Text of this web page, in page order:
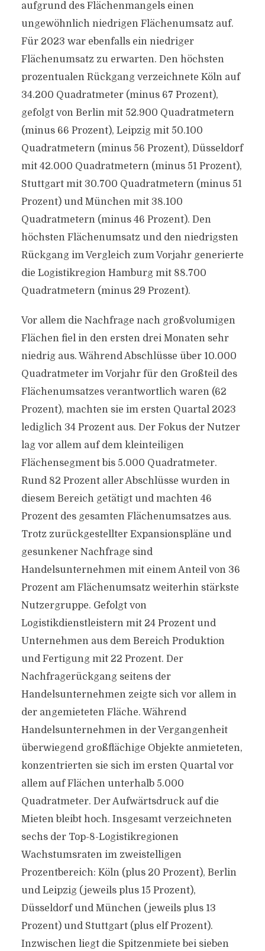
aufgrund des Flächenmangels einen
ungewöhnlich niedrigen Flächenumsatz auf.
Für 2023 war ebenfalls ein niedriger
Flächenumsatz zu erwarten. Den höchsten
prozentualen Rückgang verzeichnete Köln auf
34.200 Quadratmeter (minus 67 Prozent),
gefolgt von Berlin mit 52.900 Quadratmetern
(minus 66 Prozent), Leipzig mit 50.100
Quadratmetern (minus 56 Prozent), Düsseldorf
mit 42.000 Quadratmetern (minus 51 Prozent),
Stuttgart mit 30.700 Quadratmetern (minus 51
Prozent) und München mit 38.100
Quadratmetern (minus 46 Prozent). Den
höchsten Flächenumsatz und den niedrigsten
Rückgang im Vergleich zum Vorjahr generierte
die Logistikregion Hamburg mit 88.700
Quadratmetern (minus 29 Prozent).
Vor allem die Nachfrage nach großvolumigen
Flächen fiel in den ersten drei Monaten sehr
niedrig aus. Während Abschlüsse über 10.000
Quadratmeter im Vorjahr für den Großteil des
Flächenumsatzes verantwortlich waren (62
Prozent), machten sie im ersten Quartal 2023
lediglich 34 Prozent aus. Der Fokus der Nutzer
lag vor allem auf dem kleinteiligen
Flächensegment bis 5.000 Quadratmeter.
Rund 82 Prozent aller Abschlüsse wurden in
diesem Bereich getätigt und machten 46
Prozent des gesamten Flächenumsatzes aus.
Trotz zurückgestellter Expansionspläne und
gesunkener Nachfrage sind
Handelsunternehmen mit einem Anteil von 36
Prozent am Flächenumsatz weiterhin stärkste
Nutzergruppe. Gefolgt von
Logistikdienstleistern mit 24 Prozent und
Unternehmen aus dem Bereich Produktion
und Fertigung mit 22 Prozent. Der
Nachfragerückgang seitens der
Handelsunternehmen zeigte sich vor allem in
der angemieteten Fläche. Während
Handelsunternehmen in der Vergangenheit
überwiegend großflächige Objekte anmieteten,
konzentrierten sie sich im ersten Quartal vor
allem auf Flächen unterhalb 5.000
Quadratmeter. Der Aufwärtsdruck auf die
Mieten bleibt hoch. Insgesamt verzeichneten
sechs der Top-8-Logistikregionen
Wachstumsraten im zweistelligen
Prozentbereich: Köln (plus 20 Prozent), Berlin
und Leipzig (jeweils plus 15 Prozent),
Düsseldorf und München (jeweils plus 13
Prozent) und Stuttgart (plus elf Prozent).
Inzwischen liegt die Spitzenmiete bei sieben